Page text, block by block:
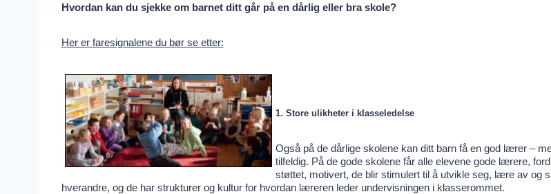
Hvordan kan du sjekke om barnet ditt går på en dårlig eller bra skole?
Her er faresignalene du bør se etter:
1. Store ulikheter i klasseledelse
Også på de dårlige skolene kan ditt barn få en god lærer –
tilfeldig. På de gode skolene får alle elevene gode lærere,
støttet, motivert, de blir stimulert til å utvikle seg, lære av og
hverandre, og de har strukturer og kultur for hvordan læreren leder undervisningen i klasserommet.